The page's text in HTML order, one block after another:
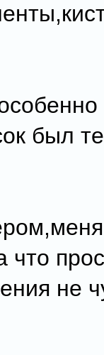
был
что
не